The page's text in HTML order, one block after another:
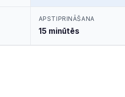
APSTIPRINĀŠANA
15 minūtēs